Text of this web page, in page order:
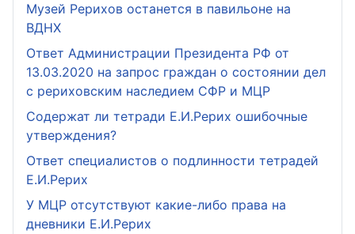
Музей Рерихов останется в павильоне на
ВДНХ
Ответ Администрации Президента РФ от
13.03.2020 на запрос граждан о состоянии дел
с рериховским наследием СФР и МЦР
Содержат ли тетради Е.И.Рерих ошибочные
утверждения?
Ответ специалистов о подлинности тетрадей
Е.И.Рерих
У МЦР отсутствуют какие-либо права на
дневники Е.И.Рерих